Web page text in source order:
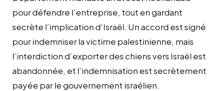
pour défendre l’entreprise, tout en gardant
secrète l’implication d’Israël. Un accord est signé
pour indemniser la victime palestinienne, mais
l’interdiction d’exporter des chiens vers Israël est
abandonnée, et l’indemnisation est secrètement
payée par le gouvernement israélien.